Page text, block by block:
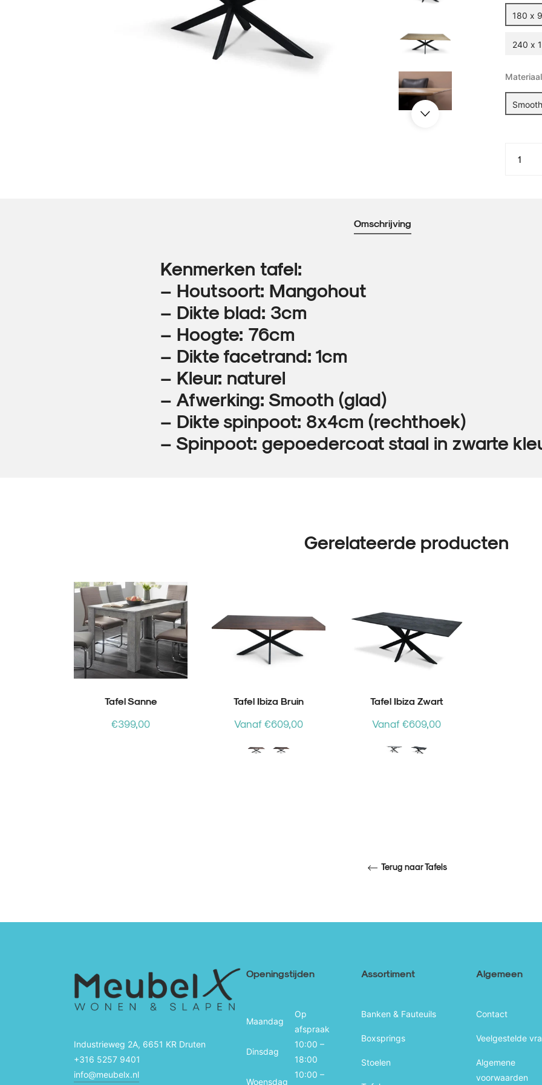
180 x
240 x
Materiaal
Smooth
Omschrijving
Kenmerken tafel:
– Houtsoort: Mangohout
– Dikte blad: 3cm
– Hoogte: 76cm
– Dikte facetrand: 1cm
– Kleur: naturel
– Afwerking: Smooth (glad)
– Dikte spinpoot: 8x4cm (rechthoek)
– Spinpoot: gepoedercoat staal in zwarte
Gerelateerde producten
Tafel Sanne
Normale
€399,00
Tafel Ibiza Bruin
Vanaf €609,00
Tafel Ibiza Zwart
Vanaf €609,00
Terug naar Tafels
Industrieweg 2A, 6651 KR Druten
+316 5257 9401
info@meubelx.nl
Openingstijden
Maandag
Op
afspraak
Dinsdag
10:00 –
18:00
Woensdag
10:00 –
Assortiment
Banken & Fauteuils
Boxsprings
Stoelen
Algemeen
Contact
Veelgestelde
Algemene
voorwaarden